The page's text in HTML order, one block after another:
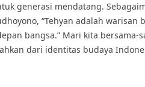
generasi mendatang.
“Tehyan adalah
bangsa.” Mari kita bersama-
dari identitas budaya